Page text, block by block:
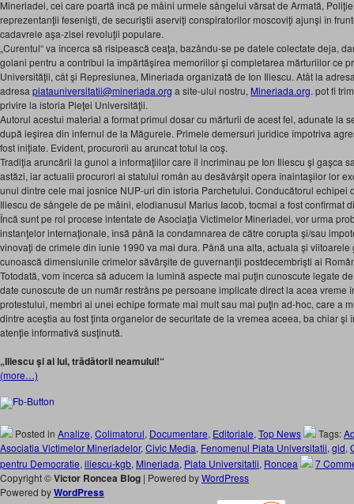
Mineriadei, cei care poartă încă pe måini urmele sångelui vărsat de Armată,
reprezentanţii fesenişti, de securiştii aserviţi conspiratorilor moscoviţi ajunşi în
cadavrele aşa-zisei revoluţii populare.
„Curentul“ va încerca să risipească ceaţa, bazåndu-se pe datele colectate deja,
golani pentru a contribui la împărtăşirea memoriilor şi completarea mărturiilor ce
Universităţii, cåt şi Represiunea, Mineriada organizată de Ion Iliescu. Atåt la
adresa piatauniversitatii@mineriada.org a site-ului nostru, Mineriada.org. pot fi
privire la istoria Pieţei Universităţii.
Autorul acestui material a format primul dosar cu mărturii de acest fel, adunate la
după ieşirea din infernul de la Măgurele. Primele demersuri juridice împotriva
fost iniţiate. Evident, procurorii au aruncat totul la coş.
Tradiţia aruncării la gunoi a informaţiilor care îl incriminau pe Ion Iliescu şi gaşca
astăzi, iar actualii procurori ai statului romån au desăvårşit opera înaintaşilor lor
unul dintre cele mai josnice NUP-uri din istoria Parchetului. Conducătorul echipei
Iliescu de sångele de pe måini, elodianusul Marius Iacob, tocmai a fost confirmat
Încă sunt pe rol procese intentate de Asociaţia Victimelor Mineriadei, vor urma
instanţelor internaţionale, însă pånă la condamnarea de către corupta şi/sau
vinovaţi de crimele din iunie 1990 va mai dura. Pånă una alta, actuala şi
cunoască dimensiunile crimelor săvârşite de guvernanţii postdecembrişti ai
Totodată, vom încerca să aducem la lumină aspecte mai puţin cunoscute legate
date cunoscute de un număr restråns pe persoane implicate direct la acea vreme
protestului, membri ai unei echipe formate mai mult sau mai puţin ad-hoc, care a
dintre aceştia au fost ţinta organelor de securitate de la vremea aceea, ba chiar şi
atenţie informativă susţinută.
„Iliescu şi ai lui, trădătorii neamului!“
(more…)
Posted in Analize, Colimatorul, Documentare, Editoriale, Top News Tags:
Asociatia Victimelor Mineriadelor, Civic Media, Fenomenul Piata Universitatii, gid,
pentru Democratie, iliescu-kgb, Mineriada, Piata Universitatii, Roncea
7
Copyright ©Victor Roncea Blog | Powered byWordPress
Powered byWordPress